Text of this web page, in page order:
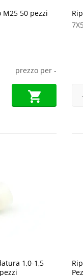
50 pezzi
prezzo per -
1,0-1,5